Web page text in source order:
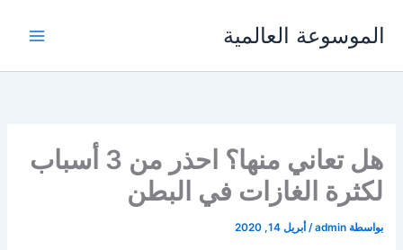
الموسوعة العالمية
هل تعاني منها؟ احذر من 3 أسباب
لكثرة الغازات في البطن
بواسطة admin
/ أبريل 14, 2020